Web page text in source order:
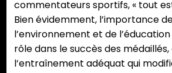
commentateurs sportifs, « tout
Bien évidemment, l’importance
l’environnement et de
rôle dans le succès des médaillés,
l’entraînement adéquat qui